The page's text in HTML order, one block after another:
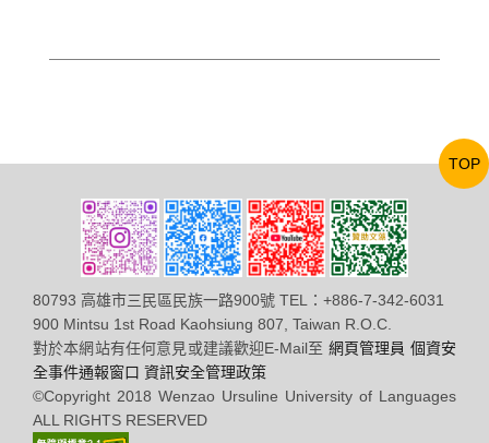
80793 高雄市三民區民族一路900號 TEL：+886-7-342-6031
900 Mintsu 1st Road Kaohsiung 807, Taiwan R.O.C.
對於本網站有任何意見或建議歡迎E-Mail至 網頁管理員 個資安
全事件通報窗口 資訊安全管理政策
©Copyright 2018 Wenzao Ursuline University of Languages
ALL RIGHTS RESERVED
TOP